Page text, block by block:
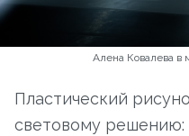
Алена Ковалева в
Пластический
световому решению: